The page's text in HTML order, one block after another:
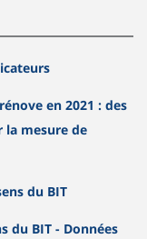
en 2021 : des
la mesure de
du BIT
du BIT - Données